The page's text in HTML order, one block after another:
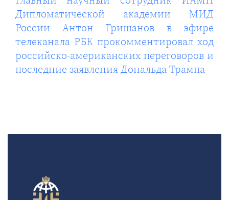
Дипломатической академии МИД
России Антон Гришанов в эфире
телеканала РБК прокомментировал ход
российско-американских переговоров и
последние заявления Дональда Трампа